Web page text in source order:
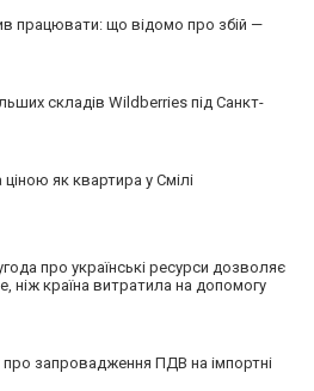
працювати: що відомо про збій —
складів Wildberries під Санкт-
як квартира у Смілі
про українські ресурси дозволяє
ніж країна витратила на допомогу
запровадження ПДВ на імпортні